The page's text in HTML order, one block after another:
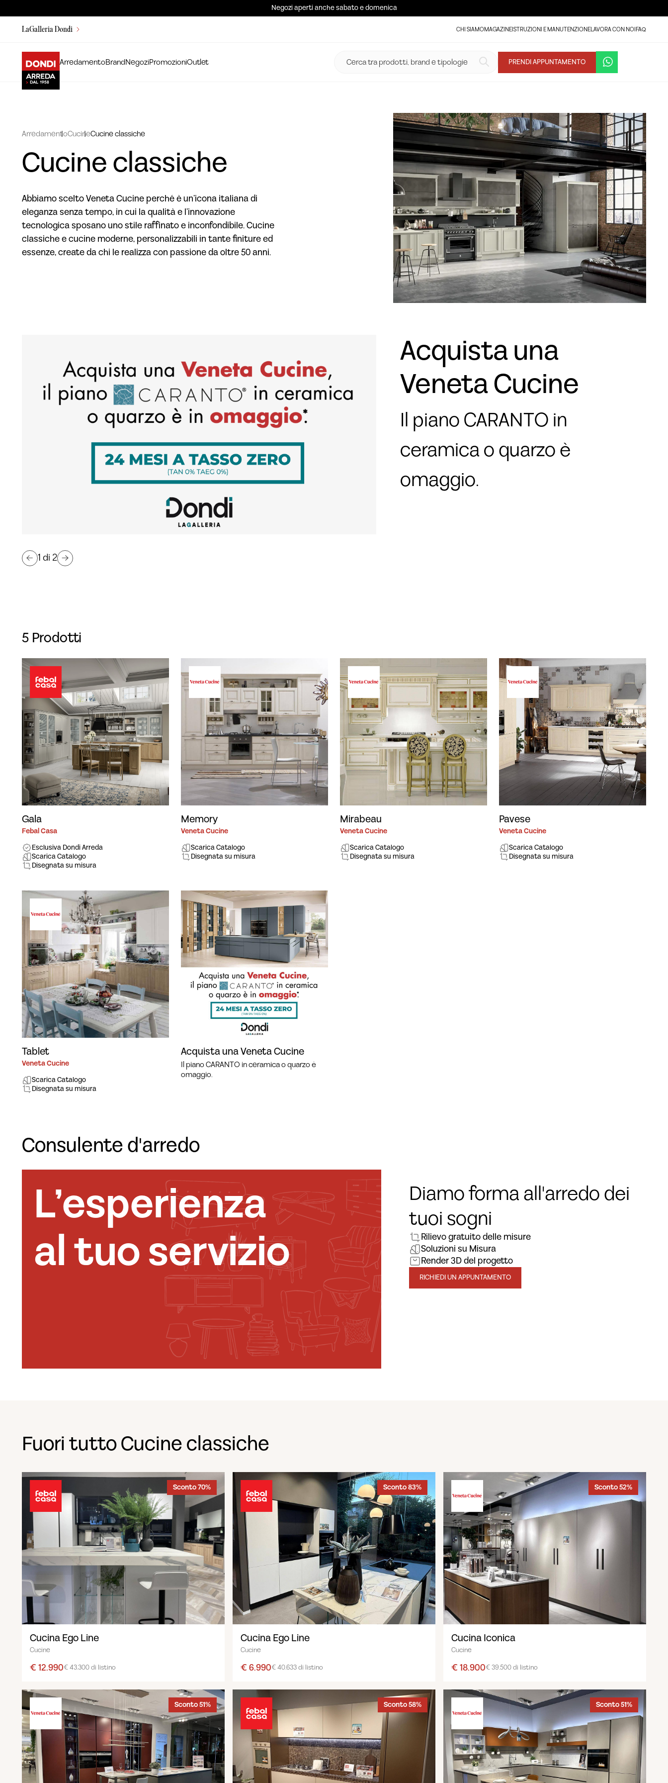
Negozi aperti anche sabato e domenica
LaGalleria Dondi CHI SIAMOMAGAZINEISTRUZIONI E MANUTENZIONELAVORA CON NOIFAQ
ArredamentoBrandNegoziPromozioniOutlet PRENDI APPUNTAMENTO
ArredamentoCucineCucine classiche
Cucine classiche
Abbiamo scelto Veneta Cucine perché è un’icona italiana di
eleganza senza tempo, in cui la qualità e l’innovazione
tecnologica sposano uno stile raffinato e inconfondibile. Cucine
classiche e cucine moderne, personalizzabili in tante finiture ed
essenze, create da chi le realizza con passione da oltre 50 anni.
Saldi Estivi Metà
Prezzo
con Febal Casa 50% di
sconto su cucine, soggiorni e
camere
2di2
5 Prodotti
Gala
Febal Casa
Esclusiva Dondi Arreda
Scarica Catalogo
Disegnata su misura
Memory
Veneta Cucine
Scarica Catalogo
Disegnata su misura
Mirabeau
Veneta Cucine
Scarica Catalogo
Disegnata su misura
Pavese
Veneta Cucine
Scarica Catalogo
Disegnata su misura
Tablet
Veneta Cucine
Scarica Catalogo
Disegnata su misura
Acquista una Veneta Cucine
Il piano CARANTO in ceramica o quarzo è
omaggio.
Consulente d'arredo
L’esperienza
al tuo servizio
Diamo forma all'arredo dei
tuoi sogni
Rilievo gratuito delle misure
Soluzioni su Misura
Render 3D del progetto
RICHIEDI UN APPUNTAMENTO
Fuori tutto Cucine classiche
Sconto 70%
Cucina Ego Line
Cucine
€ 12.990€ 43.300 di listino
Sconto 83%
Cucina Ego Line
Cucine
€ 6.990€ 40.633 di listino
Sconto 52%
Cucina Iconica
Cucine
€ 18.900€ 39.500 di listino
Sconto 51% Sconto 58% Sconto 51%